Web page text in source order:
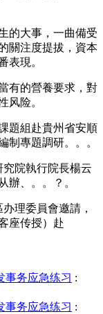
大事，一曲備受
關注度提拔，資本
表現。
的營養要求，對
风险。
題組赴貴州省安順
制專題調研。。。
院執行院長楊云
辦、。。？。
理委員會邀請，
座传授）赴
事务应急练习 :
事务应急练习 :